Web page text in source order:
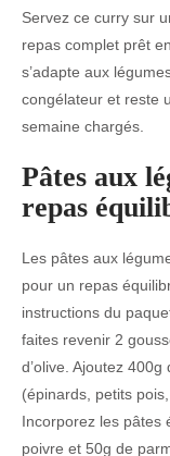
Servez ce curry sur
repas complet prêt
s’adapte aux
congélateur et reste
semaine chargés.
Pâtes aux
repas
Les pâtes aux
pour un repas
instructions du
faites revenir 2
d’olive. Ajoutez
(épinards, petits
Incorporez les pâtes
poivre et 50g de